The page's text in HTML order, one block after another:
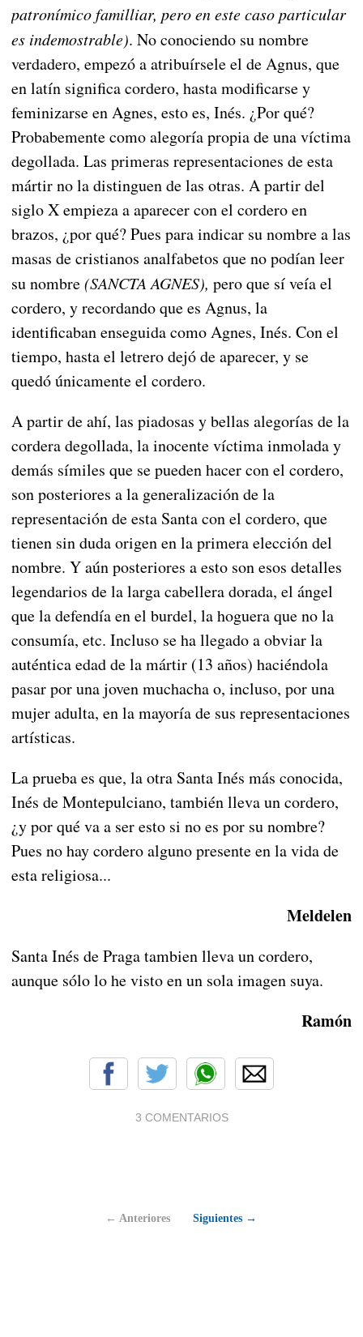
patronímico familliar, pero en este caso particular
es indemostrable). No conociendo su nombre
verdadero, empezó a atribuírsele el de Agnus, que
en latín significa cordero, hasta modificarse y
feminizarse en Agnes, esto es, Inés. ¿Por qué?
Probabemente como alegoría propia de una víctima
degollada. Las primeras representaciones de esta
mártir no la distinguen de las otras. A partir del
siglo X empieza a aparecer con el cordero en
brazos, ¿por qué? Pues para indicar su nombre a las
masas de cristianos analfabetos que no podían leer
su nombre(SANCTA AGNES), pero que sí veía el
cordero, y recordando que es Agnus, la
identificaban enseguida como Agnes, Inés. Con el
tiempo, hasta el letrero dejó de aparecer, y se
quedó únicamente el cordero.
A partir de ahí, las piadosas y bellas alegorías de la
cordera degollada, la inocente víctima inmolada y
demás símiles que se pueden hacer con el cordero,
son posteriores a la generalización de la
representación de esta Santa con el cordero, que
tienen sin duda origen en la primera elección del
nombre. Y aún posteriores a esto son esos detalles
legendarios de la larga cabellera dorada, el ángel
que la defendía en el burdel, la hoguera que no la
consumía, etc. Incluso se ha llegado a obviar la
auténtica edad de la mártir (13 años) haciéndola
pasar por una joven muchacha o, incluso, por una
mujer adulta, en la mayoría de sus representaciones
artísticas.
La prueba es que, la otra Santa Inés más conocida,
Inés de Montepulciano, también lleva un cordero,
¿y por qué va a ser esto si no es por su nombre?
Pues no hay cordero alguno presente en la vida de
esta religiosa...
Meldelen
Santa Inés de Praga tambien lleva un cordero,
aunque sólo lo he visto en un sola imagen suya.
Ramón
3 COMENTARIOS
← Anteriores Siguientes →